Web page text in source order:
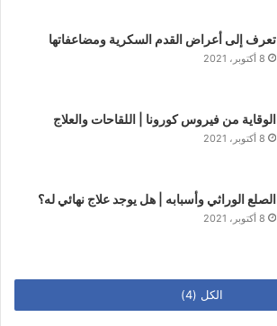
تعرف إلى أعراض القدم السكرية ومضاعفاتها
8 أكتوبر، 2021
الوقاية من فيروس كورونا | اللقاحات والعلاج
8 أكتوبر، 2021
الصلع الوراثي وأسبابه | هل يوجد علاج نهائي له؟
8 أكتوبر، 2021
الكل (4)